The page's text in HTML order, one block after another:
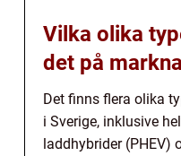
Vilka olika
det på
Det finns flera olika
i Sverige, inklusive
laddhybrider (PHEV)